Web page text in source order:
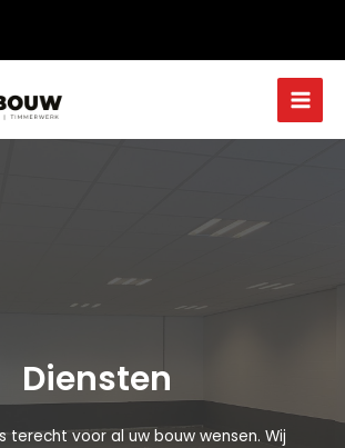
Main
Diensten
terecht voor al uw bouw wensen. Wij